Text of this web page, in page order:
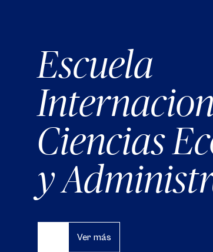
Escuela
Ciencias
y
Ver más